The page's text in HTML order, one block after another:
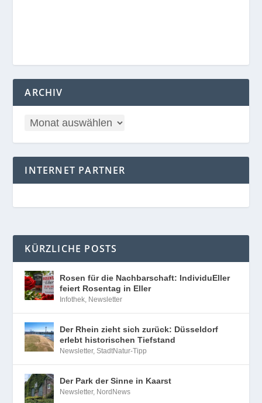
ARCHIV
INTERNET PARTNER
KÜRZLICHE POSTS
Rosen für die Nachbarschaft: IndividuEller
feiert Rosentag in Eller
Infothek, Newsletter
Der Rhein zieht sich zurück: Düsseldorf
erlebt historischen Tiefstand
Newsletter,StadtNatur-Tipp
Der Park der Sinne in Kaarst
Newsletter, NordNews